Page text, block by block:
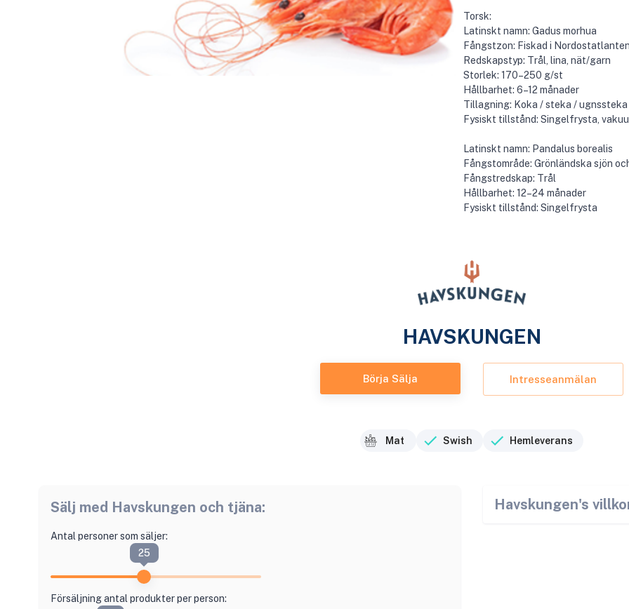
Torsk:
Latinskt namn: Gadus morhua
Fångstzon: Fiskad i
Redskapstyp: Trål, lina, nät/garn
Storlek: 170–250 g/st
Hållbarhet: 6–12 månader
Tillagning: Koka / steka /
Fysiskt tillstånd: Singelfrysta,
Latinskt namn: Pandalus borealis
Fångstområde: Grönländska sjön
Fångstredskap: Trål
Hållbarhet: 12–24 månader
Fysiskt tillstånd: Singelfrysta
HAVSKUNGEN
Börja Sälja Intresseanmälan
Mat Swish Hemleverans
Sälj med Havskungen och tjäna:
Antal personer som säljer:
25
Försäljning antal produkter per person:
Havskungen's